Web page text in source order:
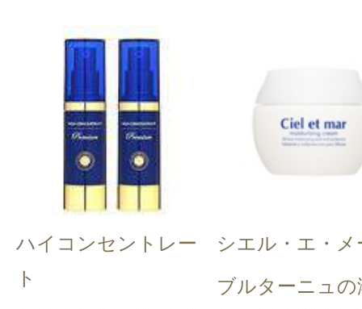
ハイコンセントレー
ト
シエル・エ・メ
ブルターニュの